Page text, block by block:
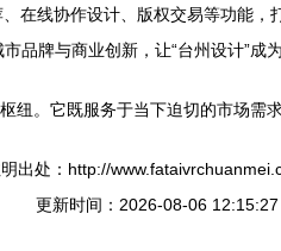
在线协作设计、版权交易等功能
牌与商业创新，让“台州设计”成
纽。它既服务于当下迫切的市场需
出处：http://
更新时间：2026-08-06 12:15:27